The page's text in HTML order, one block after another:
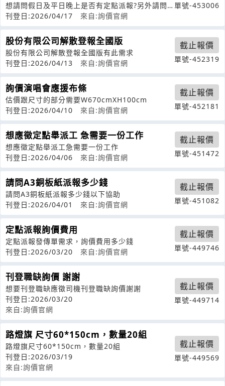
想請問假日及平日晚上是否有定點派報?另外請問
時間及費用如何計算?
刊登日:2026/04/17 來自:詢價官網
單號-453006
股份有限公司解散登報全國版
股份有限公司解散登報全國版有此需求
刊登日:2026/04/13
來自:詢價官網
截止報價
單號-452319
詢價演唱會應援布條
估價跟尺寸的部分需要W670cmXH100cm
刊登日:2026/04/10
來自:詢價官網
截止報價
單號-452181
想應徵定點舉派工 急需要一份工作
想應徵定點舉派工急需要一份工作
刊登日:2026/04/06
來自:詢價官網
截止報價
單號-451472
請問A3銅板紙派報多少錢
請問A3銅板紙派報多少錢以下協助
刊登日:2026/04/01
來自:詢價官網
截止報價
單號-451082
定點派報詢價費用
定點派報發傳單需求，詢價費用多少錢
刊登日:2026/03/20
來自:詢價官網
截止報價
單號-449746
刊登職缺詢價 謝謝
想要刊登職缺應徵司機刊登職缺詢價謝謝
刊登日:2026/03/20
來自:詢價官網
截止報價
單號-449714
路燈旗 尺寸60*150cm，數量20組
路燈旗尺寸60*150cm，數量20組
刊登日:2026/03/19
來自:詢價官網
截止報價
單號-449569